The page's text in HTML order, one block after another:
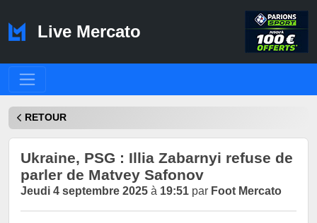
Live Mercato
RETOUR
Ukraine, PSG : Illia Zabarnyi refuse de
parler de Matvey Safonov
Jeudi 4 septembre 2025 à 19:51 par Foot Mercato